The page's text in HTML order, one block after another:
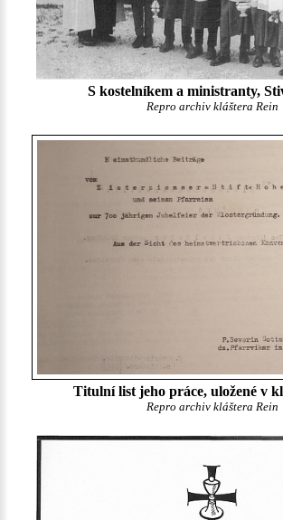
S kostelníkem a ministranty,
Repro archiv kláštera Rein
Titulní list jeho práce, uložené v
Repro archiv kláštera Rein